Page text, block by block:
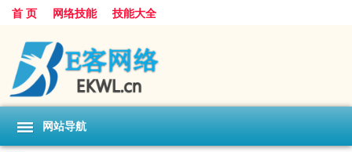
首 页 网络技能 技能大全
网站导航